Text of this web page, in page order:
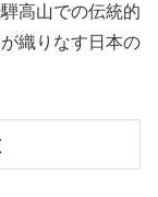
高山での伝統的
織りなす日本の